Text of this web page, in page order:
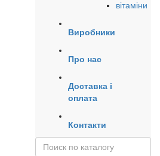
вітаміни
Виробники
Про нас
Доставка і
оплата
Контакти